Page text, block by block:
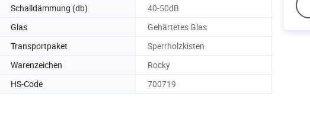
Schalldämmung (db)
40-50dB
Glas
Gehärtetes Glas
Transportpaket
Sperrholzkisten
Warenzeichen
Rocky
HS-Code
700719